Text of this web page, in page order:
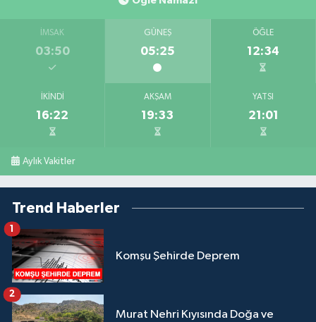
İMSAK
03:50
GÜNEŞ
05:25
ÖĞLE
12:34
İKINDI
16:22
AKŞAM
19:33
YATSI
21:01
Aylık Vakitler
Trend Haberler
Komşu Şehirde Deprem
1
Murat Nehri Kıyısında Doğa ve
2